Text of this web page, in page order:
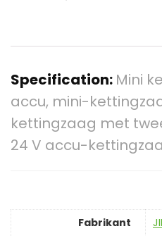
Specification: Mini
accu, mini-
kettingzaag met
24 V accu-
Fabrikant